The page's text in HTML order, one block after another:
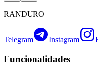
RANDURO
Telegram Instagram
Funcionalidades